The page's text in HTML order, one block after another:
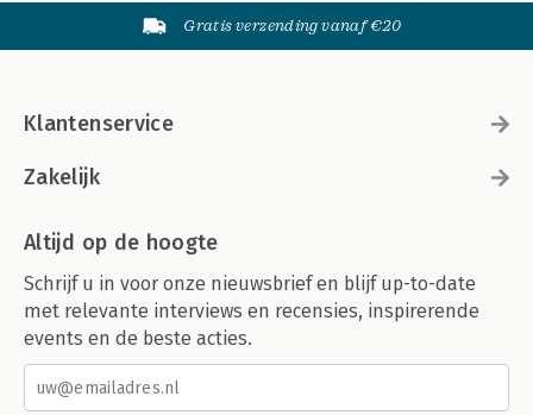
Gratis verzending vanaf €20
Klantenservice
Zakelijk
Altijd op de hoogte
Schrijf u in voor onze nieuwsbrief en blijf up-to-date
met relevante interviews en recensies, inspirerende
events en de beste acties.